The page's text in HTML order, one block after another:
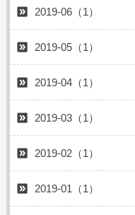
2019-06（1）
2019-05（1）
2019-04（1）
2019-03（1）
2019-02（1）
2019-01（1）